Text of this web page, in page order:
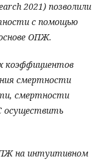
2021) позволили
с помощью
ОПЖ.
коэффициентов
смертности
смертности
осуществить
на интуитивном